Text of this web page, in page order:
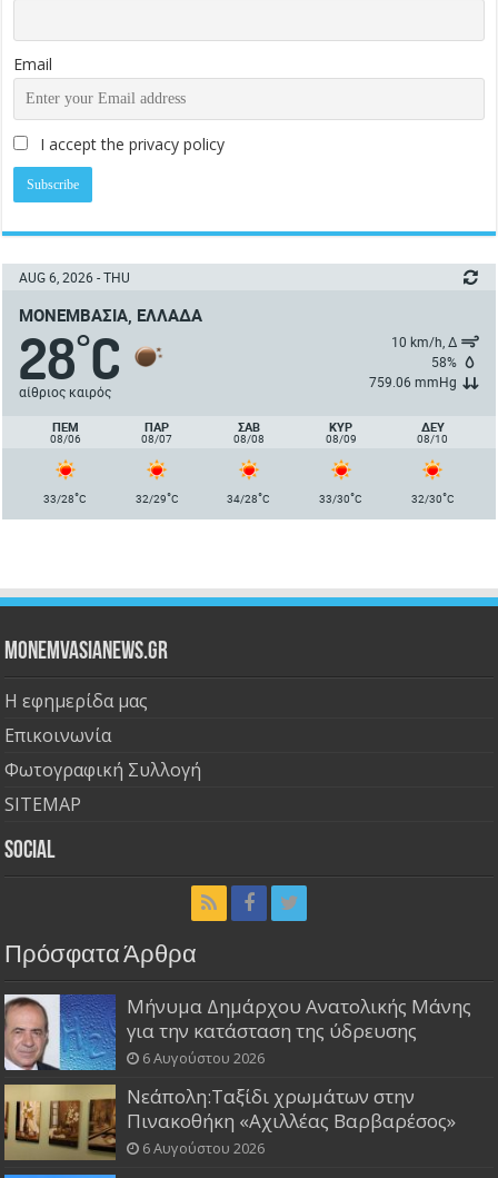
Email
I accept the privacy policy
AUG 6, 2026 - THU
ΜΟΝΕΜΒΑΣΙΆ, ΕΛΛΆΔΑ
28°C
αίθριος καιρός
10 km/h, Δ
58%
759.06 mmHg
ΠΈΜ
08/06
ΠΑΡ
08/07
ΣΑΒ
08/08
ΚΥΡ
08/09
ΔΕΥ
08/10
33/28°C 32/29°C 34/28°C 33/30°C 32/30°C
Monemvasianews.gr
Η εφημερίδα μας
Επικοινωνία
Φωτογραφική Συλλογή
SITEMAP
Social
Πρόσφατα Άρθρα
Μήνυμα Δημάρχου Ανατολικής Μάνης
για την κατάσταση της ύδρευσης
6 Αυγούστου 2026
Νεάπολη:Ταξίδι χρωμάτων στην
Πινακοθήκη «Αχιλλέας Βαρβαρέσος»
6 Αυγούστου 2026